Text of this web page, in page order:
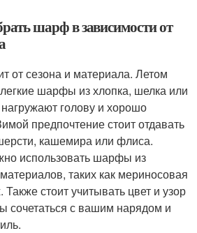
шарф в зависимости от
от сезона и материала. Летом
шарфы из хлопка, шелка или
голову и хорошо
предпочтение стоит отдавать
кашемира или флиса.
использовать шарфы из
таких как мериносовая
стоит учитывать цвет и узор
с вашим нарядом и